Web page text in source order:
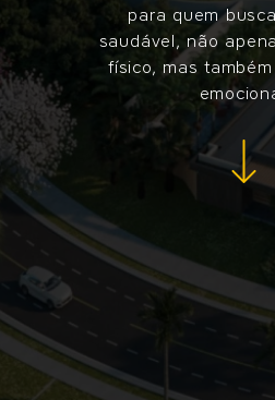
para quem
saudável, não
físico, mas